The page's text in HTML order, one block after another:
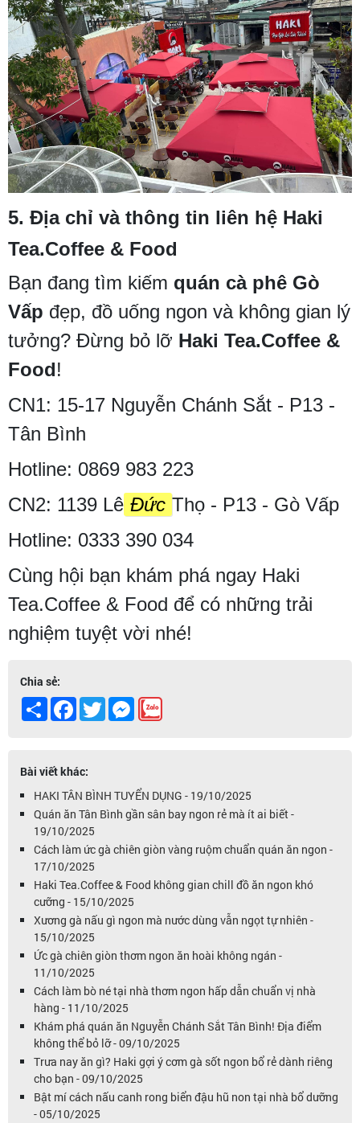
5. Địa chỉ và thông tin liên hệ Haki
Tea.Coffee & Food
Bạn đang tìm kiếm quán cà phê Gò
Vấp đẹp, đồ uống ngon và không gian lý
tưởng? Đừng bỏ lỡ Haki Tea.Coffee &
Food!
CN1: 15-17 Nguyễn Chánh Sắt - P13 -
Tân Bình
Hotline: 0869 983 223
CN2: 1139 Lê Đức Thọ - P13 - Gò Vấp
Hotline: 0333 390 034
Cùng hội bạn khám phá ngay Haki
Tea.Coffee & Food để có những trải
nghiệm tuyệt vời nhé!
Chia sẻ:
Share FacebookTwitterMessenger
Bài viết khác:
HAKI TÂN BÌNH TUYỂN DỤNG - 19/10/2025
Quán ăn Tân Bình gần sân bay ngon rẻ mà ít ai biết -
19/10/2025
Cách làm ức gà chiên giòn vàng ruộm chuẩn quán ăn ngon -
17/10/2025
Haki Tea.Coffee & Food không gian chill đồ ăn ngon khó
cưỡng - 15/10/2025
Xương gà nấu gì ngon mà nước dùng vẫn ngọt tự nhiên -
15/10/2025
Ức gà chiên giòn thơm ngon ăn hoài không ngán -
11/10/2025
Cách làm bò né tại nhà thơm ngon hấp dẫn chuẩn vị nhà
hàng - 11/10/2025
Khám phá quán ăn Nguyễn Chánh Sắt Tân Bình! Địa điểm
không thể bỏ lỡ - 09/10/2025
Trưa nay ăn gì? Haki gợi ý cơm gà sốt ngon bổ rẻ dành riêng
cho bạn - 09/10/2025
Bật mí cách nấu canh rong biển đậu hũ non tại nhà bổ dưỡng
- 05/10/2025